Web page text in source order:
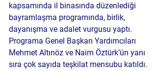
kapsamında il binasında düzenlediği
bayramlaşma programında, birlik,
dayanışma ve adalet vurgusu yaptı.
Programa Genel Başkan Yardımcıları
Mehmet Altınöz ve Naim Öztürk’ün yanı
sıra çok sayıda teşkilat mensubu katıldı.